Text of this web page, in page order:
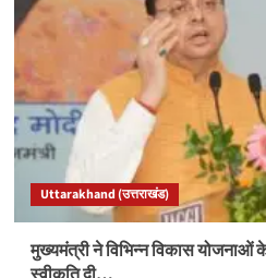
Uttarakhand (उत्तराखंड)
मुख्यमंत्री ने विभिन्न विकास योजनाओं